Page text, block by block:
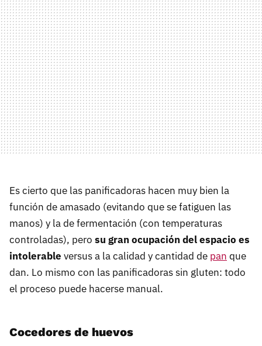
Es cierto que las panificadoras hacen muy bien la
función de amasado (evitando que se fatiguen las
manos) y la de fermentación (con temperaturas
controladas), pero su gran ocupación del espacio es
intolerable versus a la calidad y cantidad de pan que
dan. Lo mismo con las panificadoras sin gluten: todo
el proceso puede hacerse manual.
Cocedores de huevos